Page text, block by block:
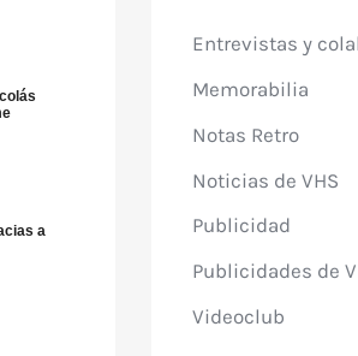
a
Entrevistas y
Memorabilia
Notas Retro
Noticias de VHS
Publicidad
Publicidades de
Videoclub